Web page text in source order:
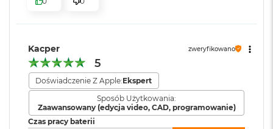
i
3
G
B
R
M
bezpieczeństwo i sprawne działanie.
KTO KOCHA IPHONE’A, POKOCHA I MACA– Mac świetnie
zdziałać cuda. Możesz skopiować coś na iPhonie i wkleić to
na Macu. Albo odebrać na Macu połączenie FaceTime i
wysłać z niego tekst przez apkę Wiadomości
Moduł Bluetooth :
pamięci:
NIE
Kacper zweryfikowano
5
Doświadczenie Z Apple:Ekspert
Sposób Użytkowania:
Zaawansowany (edycja video, CAD, programowanie)
Czas pracy baterii